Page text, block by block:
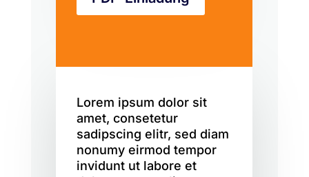
Lorem ipsum dolor sit
amet, consetetur
sadipscing elitr, sed diam
nonumy eirmod tempor
invidunt ut labore et